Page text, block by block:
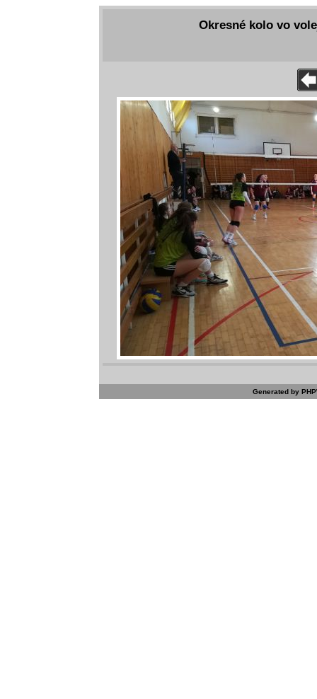
Okresné kolo vo
Generated by